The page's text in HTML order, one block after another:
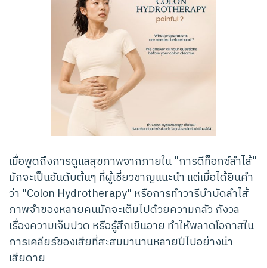
เมื่อพูดถึงการดูแลสุขภาพจากภายใน "การดีท็อกซ์ลำไส้"
มักจะเป็นอันดับต้นๆ ที่ผู้เชี่ยวชาญแนะนำ แต่เมื่อได้ยินคำ
ว่า "Colon Hydrotherapy" หรือการทำวารีบำบัดลำไส้
ภาพจำของหลายคนมักจะเต็มไปด้วยความกลัว กังวล
เรื่องความเจ็บปวด หรือรู้สึกเขินอาย ทำให้พลาดโอกาสใน
การเคลียร์ของเสียที่สะสมมานานหลายปีไปอย่างน่า
เสียดาย